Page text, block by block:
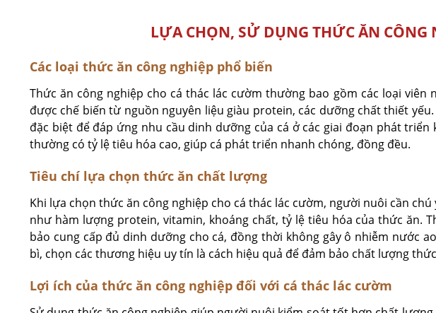
LỰA CHỌN, SỬ DỤNG THỨC ĂN CÔNG
Các loại thức ăn công nghiệp phổ biến
Thức ăn công nghiệp cho cá thác lác cườm thường bao gồm các loại viên
được chế biến từ nguồn nguyên liệu giàu protein, các dưỡng chất thiết
đặc biệt để đáp ứng nhu cầu dinh dưỡng của cá ở các giai đoạn phát triển
thường có tỷ lệ tiêu hóa cao, giúp cá phát triển nhanh chóng, đồng đều.
Tiêu chí lựa chọn thức ăn chất lượng
Khi lựa chọn thức ăn công nghiệp cho cá thác lác cườm, người nuôi cần
như hàm lượng protein, vitamin, khoáng chất, tỷ lệ tiêu hóa của thức ăn.
bảo cung cấp đủ dinh dưỡng cho cá, đồng thời không gây ô nhiễm nước
bì, chọn các thương hiệu uy tín là cách hiệu quả để đảm bảo chất lượng
Lợi ích của thức ăn công nghiệp đối với cá thác lác cườm